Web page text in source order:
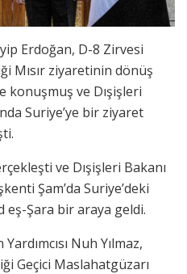
Erdoğan, D-8 Zirvesi
Mısır ziyaretinin dönüş
konuşmuş ve Dışişleri
Suriye’ye bir ziyaret
ve Dışişleri Bakanı
Şam’da Suriye’deki
Şara bir araya geldi.
Nuh Yılmaz,
Geçici Maslahatgüzarı